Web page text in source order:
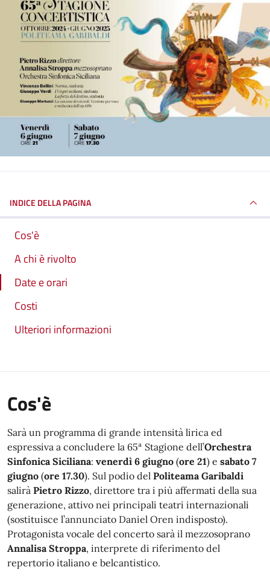
INDICE DELLA PAGINA
Cos'è
A chi è rivolto
Date e orari
Costi
Ulteriori informazioni
Cos'è
Sarà un programma di grande intensità lirica ed
espressiva a concludere la 65ª Stagione dell’Orchestra
Sinfonica Siciliana: venerdì 6 giugno (ore 21) e sabato 7
giugno (ore 17.30). Sul podio del Politeama Garibaldi
salirà Pietro Rizzo, direttore tra i più affermati della sua
generazione, attivo nei principali teatri internazionali
(sostituisce l’annunciato Daniel Oren indisposto).
Protagonista vocale del concerto sarà il mezzosoprano
Annalisa Stroppa, interprete di riferimento del
repertorio italiano e belcantistico.